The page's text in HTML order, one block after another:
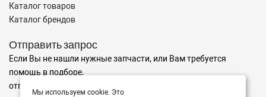
Каталог товаров
Каталог брендов
Отправить запрос
Если Вы не нашли нужные запчасти, или Вам требуется
помощь в подборе,
отправьте нам запрос - мы Вам поможем
Мы используем cookie. Это